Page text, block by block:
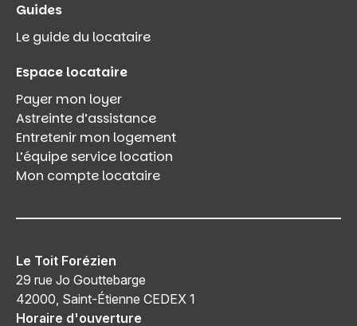
Guides
Le guide du locataire
Espace locataire
Payer mon loyer
Astreinte d’assistance
Entretenir mon logement
L’équipe service location
Mon compte locataire
Le Toit Forézien
29 rue Jo Gouttebarge
42000, Saint-Étienne CEDEX 1
Horaire d'ouverture